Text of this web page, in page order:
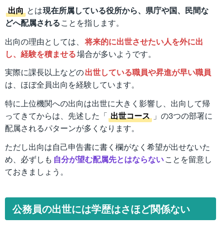
出向 とは現在所属している役所から、県庁や国、民間な
どへ配属されることを指します。
出向の理由としては、 将来的に出世させたい人を外に出
し、経験を積ませる場合が多いようです。
実際に課長以上などの出世している職員や昇進が早い職員
は、ほぼ全員出向を経験しています。
特に上位機関への出向は出世に大きく影響し、出向して帰
ってきてからは、先述した「 出世コース 」の3つの部署に
配属されるパターンが多くなります。
ただし出向は自己申告書に書く欄がなく希望が出せないた
め、必ずしも 自分が望む配属先とはならないことを留意し
ておきましょう。
公務員の出世には学歴はさほど関係ない